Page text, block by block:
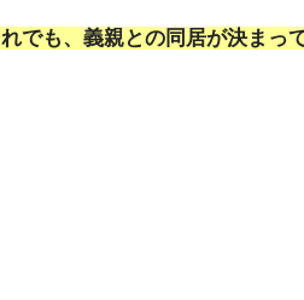
でも、義親との同居が決まっ